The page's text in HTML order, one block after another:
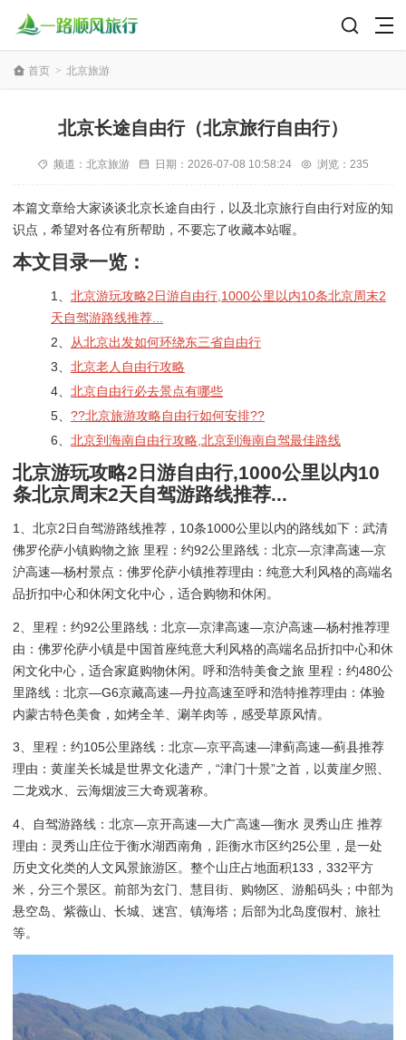
首页 > 北京旅游
北京长途自由行（北京旅行自由行）
频道： 北京旅游 日期： 2026-07-08 10:58:24 浏览：235
本篇文章给大家谈谈北京长途自由行，以及北京旅行自由行对应的知
识点，希望对各位有所帮助，不要忘了收藏本站喔。
本文目录一览：
1、 北京游玩攻略2日游自由行,1000公里以内10条北京周末2
天自驾游路线推荐...
2、
从北京出发如何环绕东三省自由行
3、 北京老人自由行攻略
4、 北京自由行必去景点有哪些
5、 ??北京旅游攻略自由行如何安排??
6、 北京到海南自由行攻略,北京到海南自驾最佳路线
北京游玩攻略2日游自由行,1000公里以内10
条北京周末2天自驾游路线推荐...
1、北京2日自驾游路线推荐，10条1000公里以内的路线如下：武清
佛罗伦萨小镇购物之旅 里程：约92公里路线：北京—京津高速—京
沪高速—杨村景点：佛罗伦萨小镇推荐理由：纯意大利风格的高端名
品折扣中心和休闲文化中心，适合购物和休闲。
2、里程：约92公里路线：北京—京津高速—京沪高速—杨村推荐理
由：佛罗伦萨小镇是中国首座纯意大利风格的高端名品折扣中心和休
闲文化中心，适合家庭购物休闲。呼和浩特美食之旅 里程：约480公
里路线：北京—G6京藏高速—丹拉高速至呼和浩特推荐理由：体验
内蒙古特色美食，如烤全羊、涮羊肉等，感受草原风情。
3、里程：约105公里路线：北京—京平高速—津蓟高速—蓟县推荐
理由：黄崖关长城是世界文化遗产，“津门十景”之首，以黄崖夕照、
二龙戏水、云海烟波三大奇观著称。
4、自驾游路线：北京—京开高速—大广高速—衡水 灵秀山庄 推荐
理由：灵秀山庄位于衡水湖西南角，距衡水市区约25公里，是一处
历史文化类的人文风景旅游区。整个山庄占地面积133，332平方
米，分三个景区。前部为玄门、慧目街、购物区、游船码头；中部为
悬空岛、紫薇山、长城、迷宫、镇海塔；后部为北岛度假村、旅社
等。